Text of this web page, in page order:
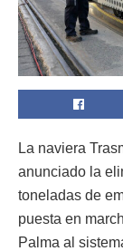
La naviera
anunciado la
toneladas de
puesta en
Palma al